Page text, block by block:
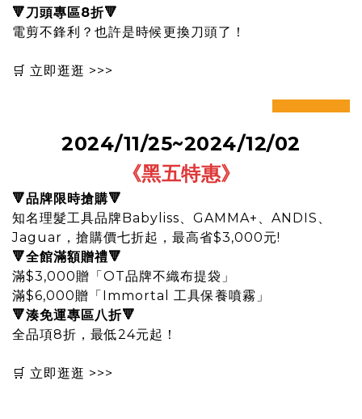
🔻刀頭專區8折🔻
電剪不鋒利？也許是時候更換刀頭了！
🛒 立即逛逛 >>>
prev next
2024/11/25~2024/12/02
《黑五特惠》
🔻品牌限時搶購🔻
知名理髮工具品牌Babyliss、GAMMA+、ANDIS、
Jaguar，搶購價七折起，最高省$3,000元!
🔻全館滿額贈禮🔻
滿$3,000贈「OT品牌不織布提袋」
滿$6,000贈「Immortal 工具保養噴霧」
🔻湊免運專區八折🔻
全品項8折，最低24元起！
🛒 立即逛逛 >>>